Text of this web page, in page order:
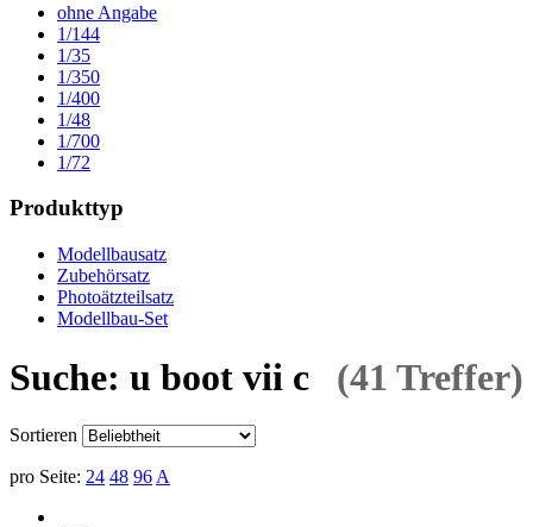
ohne Angabe
1/144
1/35
1/350
1/400
1/48
1/700
1/72
Produkttyp
Modellbausatz
Zubehörsatz
Photoätzteilsatz
Modellbau-Set
Suche: u boot vii c (41 Treffer)
Sortieren
pro Seite: 24 48 96 A